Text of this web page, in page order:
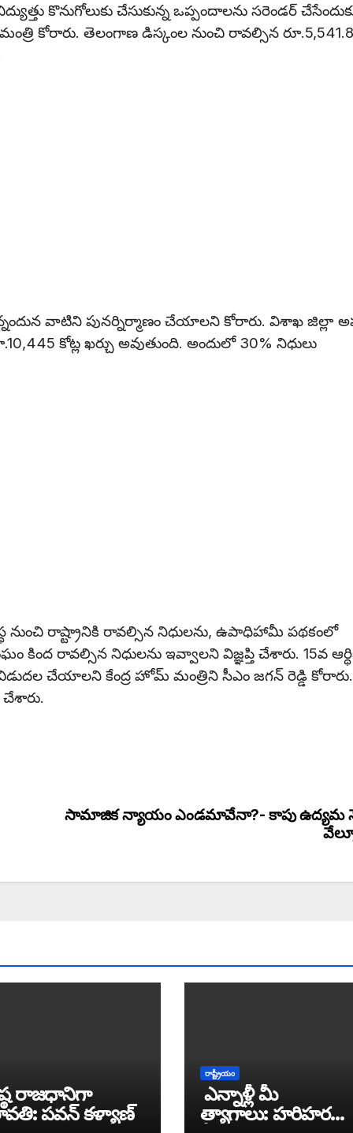
కొనుగోలుకు చేసుకున్న ఒప్పందాలను సరెండర్‌
కోరారు. తెలంగాణ డిస్కంల నుంచి రావల్సిన
ఉన్నందున వాటిని పునర్నిర్మాణం చేయాలని కోరారు. విశాఖ జిల్లా
కోట్ల ఖర్చు అవుతుంది. అందులో 30% నిధులు
నుంచి రాష్ట్రానికి రావల్సిన నిధులను, ఉపాధిహామీ పథకంలో
కింద రావల్సిన నిధులను ఇవ్వాలని విజ్ఞప్తి చేశారు. 15వ
చేయాలని కేంద్ర హోమ్ మంత్రిని సీఎం జగన్‌ రెడ్డి కోరారు.
సామాజిక న్యాయం ఎండమావేనా?- కాపు ఉద్యమ
రాజధానిగా
పవన్ కళ్యాణ్
రాష్ట్రీయం
ఎన్నాళ్లీ మీ
త్యాగాలు: హరిహర